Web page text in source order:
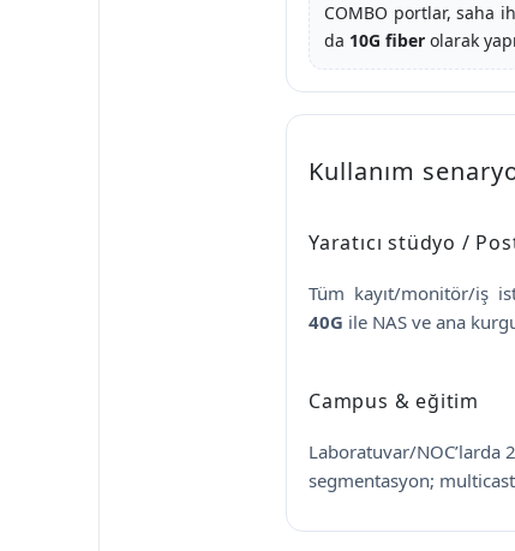
COMBO portlar, saha
da 10G fiber olarak
Kullanım
Yaratıcı stüdyo /
Tüm kayıt/monitör/iş
40G ile NAS ve ana
Campus & eğitim
Laboratuvar/NOC’larda
segmentasyon;